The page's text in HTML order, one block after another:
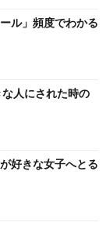
ル」頻度でわかる
人にされた時の
好きな女子へとる